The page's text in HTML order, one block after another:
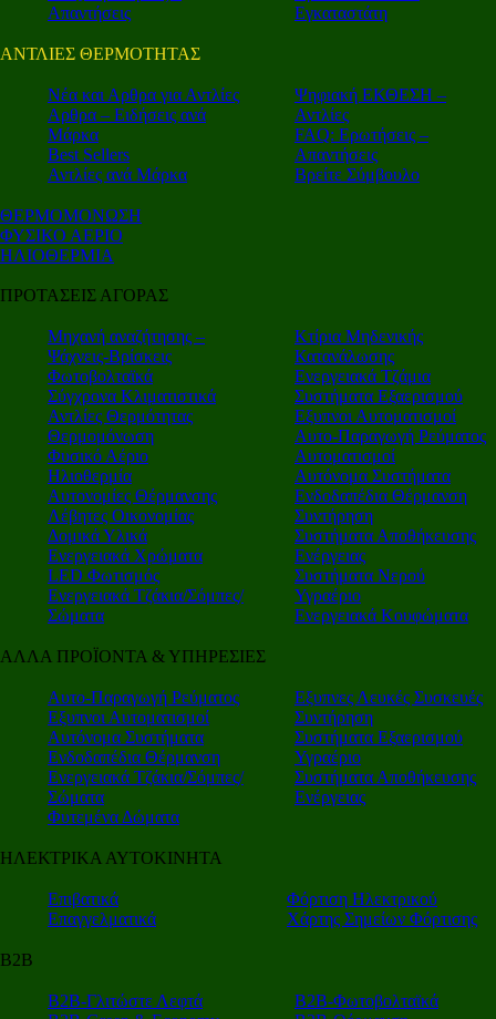
Απαντήσεις
Εγκαταστάτη
ΑΝΤΛΙΕΣ ΘΕΡΜΟΤΗΤΑΣ
Nέα και Αρθρα για Αντλίες
Αρθρα – Ειδήσεις ανά
Μάρκα
Best Sellers
Αντλίες ανά Μάρκα
Ψηφιακή ΕΚΘΕΣΗ –
Αντλίες
FAQ: Ερωτήσεις –
Απαντήσεις
Βρείτε Σύμβουλο
ΘΕΡΜΟΜΟΝΩΣΗ
ΦΥΣΙΚΟ ΑΕΡΙΟ
ΗΛΙΟΘΕΡΜΙΑ
ΠΡΟΤΑΣΕΙΣ ΑΓΟΡΑΣ
Μηχανή αναζήτησης –
Ψάχνεις-Βρίσκεις
Φωτοβολταϊκά
Σύγχρονα Κλιματιστικά
Αντλίες Θερμότητας
Θερμομόνωση
Φυσικό Αέριο
Ηλιοθερμία
Αυτονομίες Θέρμανσης
Λέβητες Οικονομίας
Δομικά Υλικά
Ενεργειακά Χρώματα
LED Φωτισμός
Ενεργειακά Τζάκια/Σόμπες/
Σώματα
Κτίρια Μηδενικής
Κατανάλωσης
Ενεργειακά Τζάμια
Συστήματα Εξαερισμού
Εξυπνοι Αυτοματισμοί
Αυτο-Παραγωγή Ρεύματος
Αυτοματισμοί
Αυτόνομα Συστήματα
Ενδοδαπέδια Θέρμανση
Συντήρηση
Συστήματα Αποθήκευσης
Ενέργειας
Συστήματα Νερού
Υγραέριο
Ενεργειακά Κουφώματα
ΑΛΛΑ ΠΡΟΪΟΝΤΑ & ΥΠΗΡΕΣΙΕΣ
Αυτο-Παραγωγή Ρεύματος
Εξυπνοι Αυτοματισμοί
Αυτόνομα Συστήματα
Ενδοδαπέδια Θέρμανση
Ενεργειακά Τζάκια/Σόμπες/
Σώματα
Φυτεμένα Δώματα
Εξυπνες Λευκές Συσκευές
Συντήρηση
Συστήματα Εξαερισμού
Υγραέριο
Συστήματα Αποθήκευσης
Ενέργειας
ΗΛΕΚΤΡΙΚΑ ΑΥΤΟΚΙΝΗΤΑ
Επιβατικά
Επαγγελματικά
Φόρτιση Ηλεκτρικού
Χάρτης Σημείων Φόρτισης
Β2Β
Β2Β-Γλιτώστε Λεφτά
Β2Β-Φωτοβολταϊκά